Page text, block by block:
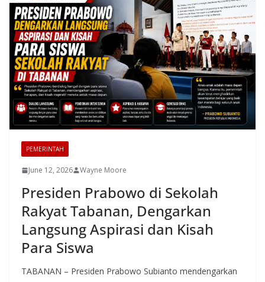
PEMERINTAH
June 12, 2026 Wayne Moore
Presiden Prabowo di Sekolah
Rakyat Tabanan, Dengarkan
Langsung Aspirasi dan Kisah
Para Siswa
TABANAN – Presiden Prabowo Subianto mendengarkan